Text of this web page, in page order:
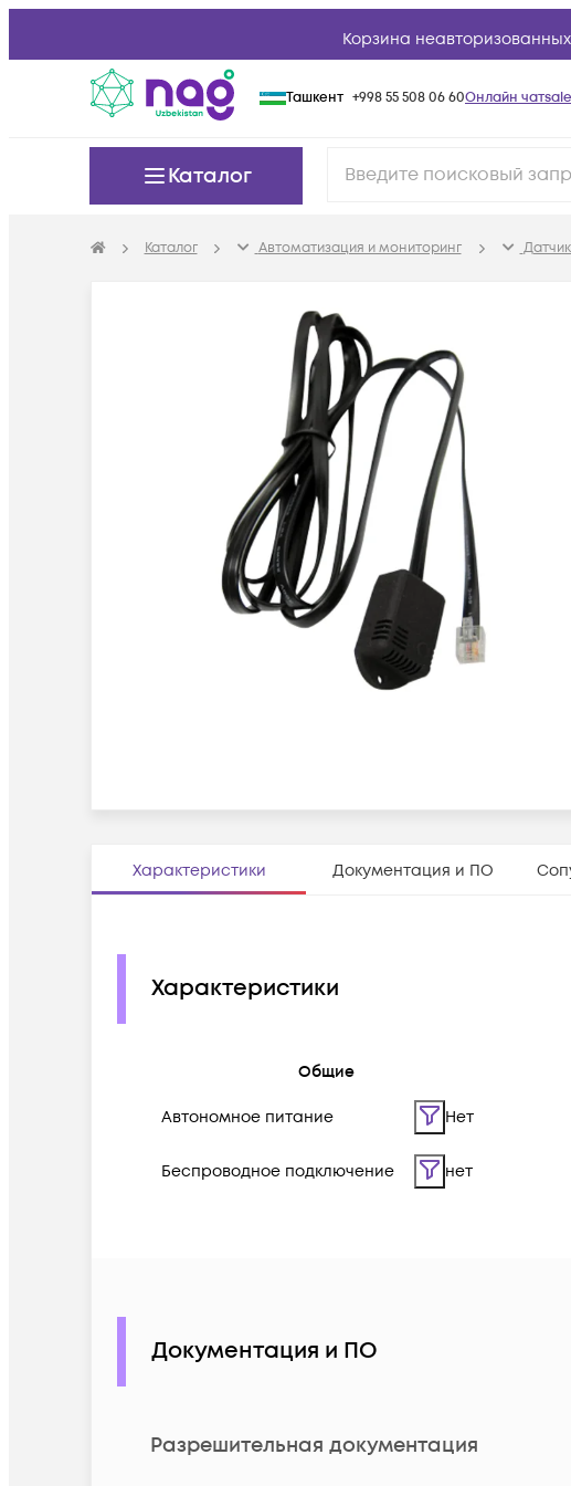
Корзина
Ташкент +998 55 508 06 60Онлайн чат
Каталог
Каталог Автоматизация и мониторинг
Характеристики Документация и ПО
Характеристики
Общие
Автономное питание Нет
Беспроводное подключение нет
Документация и ПО
Разрешительная документация